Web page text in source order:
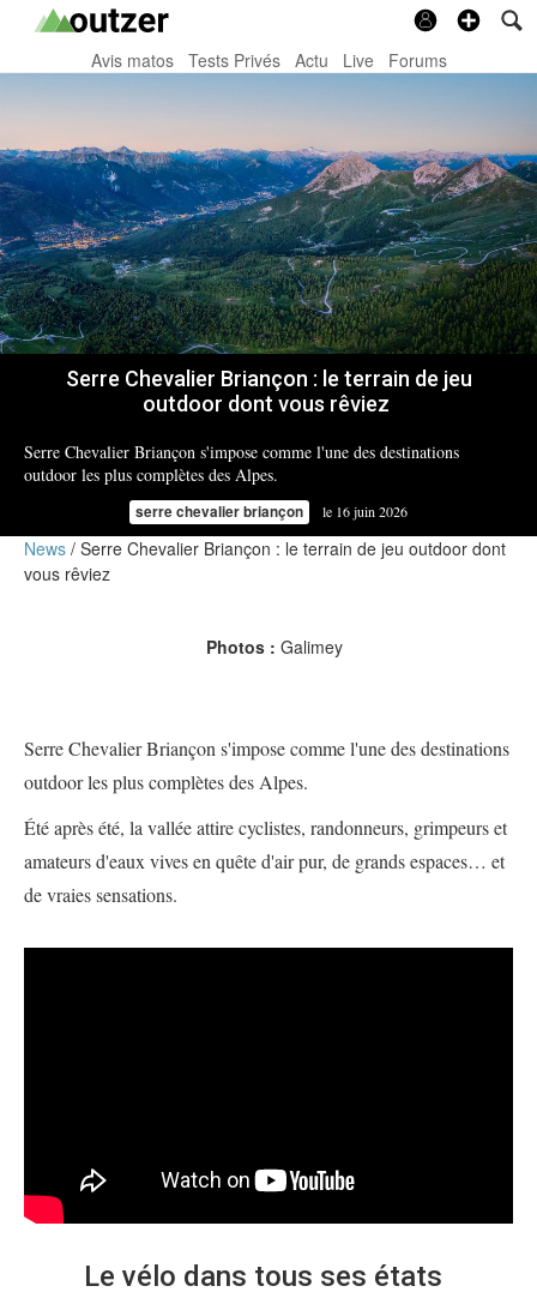
Avis matos Tests Privés Actu Live Forums
Serre Chevalier Briançon : le terrain de jeu
outdoor dont vous rêviez
Serre Chevalier Briançon s'impose comme l'une des destinations
outdoor les plus complètes des Alpes.
serre chevalier briançon le 16 juin 2026
News Serre Chevalier Briançon : le terrain de jeu outdoor dont
vous rêviez
Photos : Galimey
Serre Chevalier Briançon s'impose comme l'une des destinations
outdoor les plus complètes des Alpes.
Été après été, la vallée attire cyclistes, randonneurs, grimpeurs et
amateurs d'eaux vives en quête d'air pur, de grands espaces… et
de vraies sensations.
Le vélo dans tous ses états